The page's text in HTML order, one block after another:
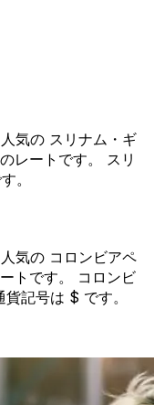
気の スリナム・ギ
レートです。 スリ
。
気の コロンビアペ
トです。 コロンビ
記号は $ です。